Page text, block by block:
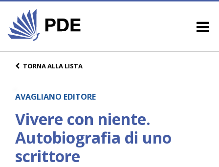
TORNA ALLA LISTA
AVAGLIANO EDITORE
Vivere con niente.
Autobiografia di uno
scrittore